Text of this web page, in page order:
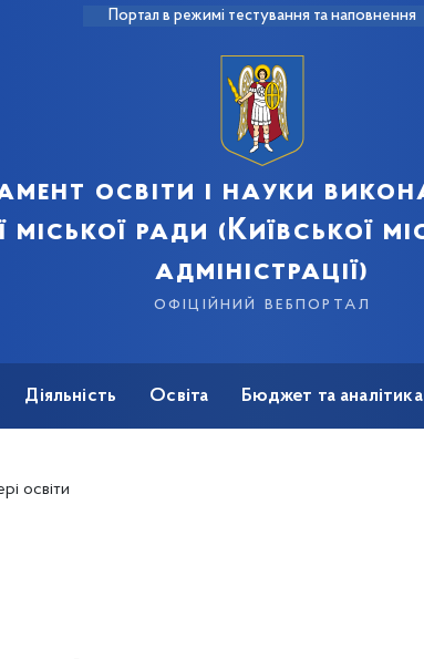
Портал в режимі тестування та наповнення
освіти і науки
міської ради (Київської
адміністрації)
офіційний вебпортал
Діяльність Освіта Бюджет та аналітика
освіти